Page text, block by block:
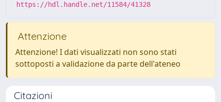
https://hdl.handle.net/11584/41328
Attenzione
Attenzione! I dati visualizzati non sono stati
sottoposti a validazione da parte dell'ateneo
Citazioni